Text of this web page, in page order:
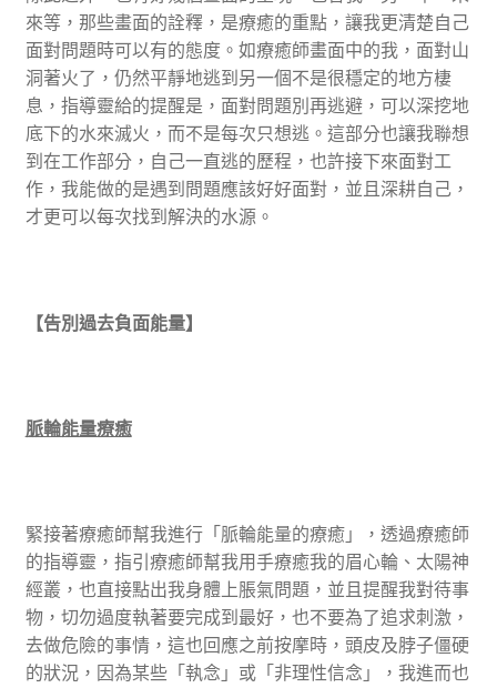
來等，那些畫面的詮釋，是療癒的重點，讓我更清楚自己
面對問題時可以有的態度。如療癒師畫面中的我，面對山
洞著火了，仍然平靜地逃到另一個不是很穩定的地方棲
息，指導靈給的提醒是，面對問題別再逃避，可以深挖地
底下的水來滅火，而不是每次只想逃。這部分也讓我聯想
到在工作部分，自己一直逃的歷程，也許接下來面對工
作，我能做的是遇到問題應該好好面對，並且深耕自己，
才更可以每次找到解決的水源。
【告別過去負面能量】
脈輪能量療癒
緊接著療癒師幫我進行「脈輪能量的療癒」，透過療癒師
的指導靈，指引療癒師幫我用手療癒我的眉心輪、太陽神
經叢，也直接點出我身體上脹氣問題，並且提醒我對待事
物，切勿過度執著要完成到最好，也不要為了追求刺激，
去做危險的事情，這也回應之前按摩時，頭皮及脖子僵硬
的狀況，因為某些「執念」或「非理性信念」，我進而也